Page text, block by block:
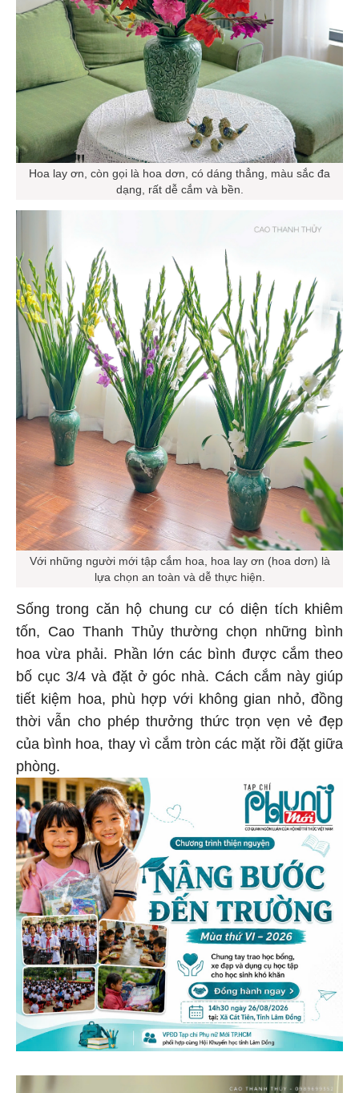
Hoa lay ơn, còn gọi là hoa dơn, có dáng thẳng, màu sắc đa
dạng, rất dễ cắm và bền.
Với những người mới tập cắm hoa, hoa lay ơn (hoa dơn) là
lựa chọn an toàn và dễ thực hiện.
Sống trong căn hộ chung cư có diện tích khiêm
tốn, Cao Thanh Thủy thường chọn những bình
hoa vừa phải. Phần lớn các bình được cắm theo
bố cục 3/4 và đặt ở góc nhà. Cách cắm này giúp
tiết kiệm hoa, phù hợp với không gian nhỏ, đồng
thời vẫn cho phép thưởng thức trọn vẹn vẻ đẹp
của bình hoa, thay vì cắm tròn các mặt rồi đặt giữa
phòng.